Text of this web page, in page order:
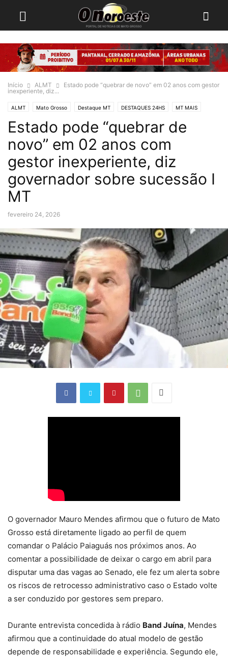
Início ALMT
Estado pode “quebrar de novo” em 02 anos com gestor
inexperiente, diz...
ALMT Mato Grosso Destaque MT DESTAQUES 24HS MT MAIS
Fashion Vogue
Estado pode “quebrar de
novo” em 02 anos com
gestor inexperiente, diz
governador sobre sucessão I
MT
fevereiro 24, 2026
O governador Mauro Mendes afirmou que o futuro de Mato
Grosso está diretamente ligado ao perfil de quem
comandar o Palácio Paiaguás nos próximos anos. Ao
comentar a possibilidade de deixar o cargo em abril para
disputar uma das vagas ao Senado, ele fez um alerta sobre
os riscos de retrocesso administrativo caso o Estado volte
a ser conduzido por gestores sem preparo.
Durante entrevista concedida à rádio Band Juína, Mendes
afirmou que a continuidade do atual modelo de gestão
depende de responsabilidade e experiência. Segundo ele,